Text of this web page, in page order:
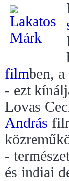
filmben,
- ezt
Lovas
András
-
és indiai